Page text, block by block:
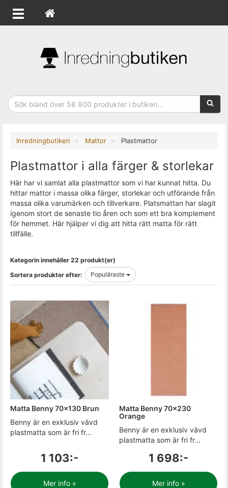
Inredningbutiken Mattor Plastmattor
Plastmattor i alla färger & storlekar
Här har vi samlat alla plastmattor som vi har kunnat hitta. Du
hittar mattor i massa olika färger, storlekar och utförande från
massa olika varumärken och tillverkare. Platsmattan har slagit
igenom stort de senaste tio åren och som ett bra komplement
för hemmet. Här hjälper vi dig att hitta rätt matta för rätt
tillfälle.
Kategorin innehåller 22 produkt(er)
Sortera produkter efter:
Populäraste
Matta Benny 70x130 Brun
Benny är en exklusiv vävd
plastmatta som är fri fr...
1 103:-
Mer info »
Matta Benny 70x230
Orange
Benny är en exklusiv vävd
plastmatta som är fri fr...
1 698:-
Mer info »